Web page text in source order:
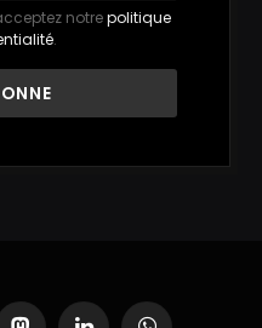
notrepolitique
.